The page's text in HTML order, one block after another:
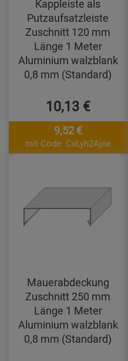
Kappleiste als
Putzaufsatzleiste
Zuschnitt 120 mm
Länge 1 Meter
Aluminium walzblank
0,8 mm (Standard)
10,13 €
9,52 €
mit Code: CxLyh2Ajne
Mauerabdeckung
Zuschnitt 250 mm
Länge 1 Meter
Aluminium walzblank
0,8 mm (Standard)